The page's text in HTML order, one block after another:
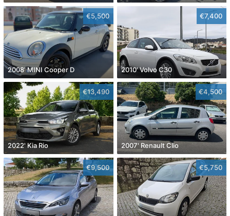
€5,500
2008' MINI Cooper D
€7,400
2010' Volvo C30
€13,490
2022' Kia Rio
€4,500
2007' Renault Clio
€9,500 €5,750